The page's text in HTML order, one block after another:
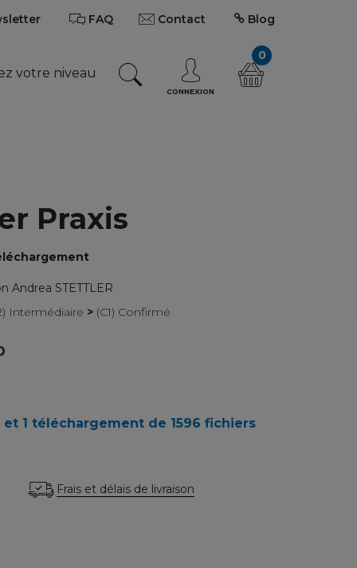
FAQ Contact Blog
votre niveau
CONNEXION
0
Praxis
Andrea STETTLER
Intermédiaire >(C1) Confirmé
1 téléchargement de 1596 fichiers
Frais et délais de livraison